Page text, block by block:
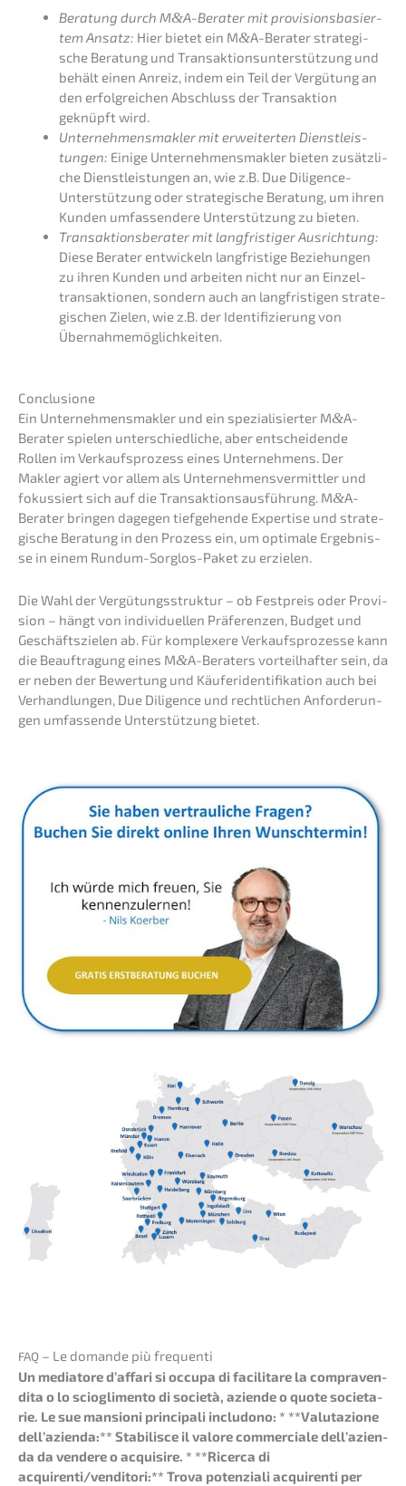
Beratung durch M&A-Berater mit provi­si­ons­ba­sier­
tem Ansatz: Hier bietet ein M&A-Berater strate­gi­
sche Beratung und Trans­ak­ti­ons­un­ter­stüt­zung und
behält einen Anreiz, indem ein Teil der Vergü­tung an
den erfolg­rei­chen Abschluss der Trans­ak­ti­on
geknüpft wird.
Unter­neh­mens­mak­ler mit erwei­ter­ten Dienst­leis­
tun­gen: Einige Unter­neh­mens­mak­ler bieten zusätz­li­
che Dienst­leis­tun­gen an, wie z.B. Due Diligence-
Unter­stüt­zung oder strate­gi­sche Beratung, um ihren
Kunden umfas­sen­de­re Unter­stüt­zung zu bieten.
Trans­ak­ti­ons­be­ra­ter mit langfris­ti­ger Ausrich­tung:
Diese Berater entwi­ckeln langfris­ti­ge Bezie­hun­gen
zu ihren Kunden und arbei­ten nicht nur an Einzel­
trans­ak­tio­nen, sondern auch an langfris­ti­gen strate­
gi­schen Zielen, wie z.B. der Identi­fi­zie­rung von
Übernahmemöglichkeiten.
Conclu­sio­ne
Ein Unter­neh­mens­mak­ler und ein spezia­li­sier­ter M&A-
Berater spielen unter­schied­li­che, aber entschei­den­de
Rollen im Verkaufs­pro­zess eines Unter­neh­mens. Der
Makler agiert vor allem als Unter­neh­mens­ver­mitt­ler und
fokus­siert sich auf die Trans­ak­ti­ons­aus­füh­rung. M&A-
Berater bringen dagegen tiefge­hen­de Exper­ti­se und strate­
gi­sche Beratung in den Prozess ein, um optima­le Ergeb­nis­
se in einem Rundum-Sorglos-Paket zu erzielen.
Die Wahl der Vergü­tungs­struk­tur – ob Festpreis oder Provi­
si­on – hängt von indivi­du­el­len Präfe­ren­zen, Budget und
Geschäfts­zie­len ab. Für komple­xe­re Verkaufs­pro­zes­se kann
die Beauf­tra­gung eines M&A-Beraters vorteil­haf­ter sein, da
er neben der Bewer­tung und Käufer­iden­ti­fi­ka­ti­on auch bei
Verhand­lun­gen, Due Diligence und recht­li­chen Anfor­de­run­
gen umfas­sen­de Unter­stüt­zung bietet.
FAQ – Le doman­de più frequenti
Un media­to­re d’affa­ri si occupa di facili­t­are la compra­ven­
dita o lo sciogli­men­to di socie­tà, azien­de o quote socie­ta­
rie. Le sue mansio­ni princi­pa­li includo­no: * **Valuta­zio­ne
dell’a­zi­en­da:** Stabi­lis­ce il valore commer­cia­le dell’a­zi­en­
da da vende­re o acqui­si­re. * **Ricer­ca di
acquirenti/venditori:** Trova poten­zia­li acqui­ren­ti per